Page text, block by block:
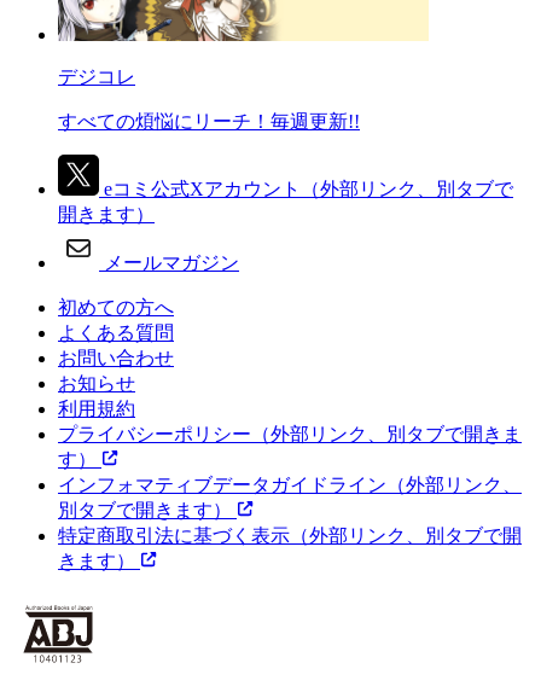
デジコレ
すべての煩悩にリーチ！毎週更新!!
eコミ公式Xアカウント
（外部リンク、別タブで
開きます）
メールマガジン
初めての方へ
よくある質問
お問い合わせ
お知らせ
利用規約
プライバシーポリシー （外部リンク、別タブで開きま
す）
インフォマティブデータガイドライン （外部リンク、
別タブで開きます）
特定商取引法に基づく表示 （外部リンク、別タブで開
きます）